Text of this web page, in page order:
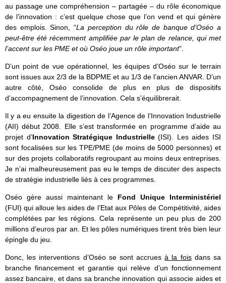
au passage une compréhension – partagée – du rôle économique
de l’innovation : c’est quelque chose que l’on vend et qui génère
des emplois. Sinon, “La perception du rôle de banque d’Oséo a
peut-être été récemment amplifiée par le plan de relance, qui met
l’accent sur les PME et où Oséo joue un rôle important”.
D’un point de vue opérationnel, les équipes d’Oséo sur le terrain
sont issues aux 2/3 de la BDPME et au 1/3 de l’ancien ANVAR. D’un
autre côté, Oséo consolide de plus en plus de dispositifs
d’accompagnement de l’innovation. Cela s’équilibrerait.
Il y a eu ensuite la digestion de l’Agence de l’Innovation Industrielle
(AII) début 2008. Elle s’est transformée en programme d’aide au
projet d’Innovation Stratégique Industrielle(ISI). Les aides ISI
sont focalisées sur les TPE/PME (de moins de 5000 personnes) et
sur des projets collaboratifs regroupant au moins deux entreprises.
Je n’ai malheureusement pas eu le temps de discuter des aspects
de stratégie industrielle liés à ces programmes.
Oséo gère aussi maintenant le Fond Unique Interministériel
(FUI) qui alloue les aides de l’Etat aux Pôles de Compétitivité, aides
complétées par les régions. Cela représente un peu plus de 200
millions d’euros par an. Et les pôles numériques tirent très bien leur
épingle du jeu.
Donc, les interventions d’Oséo se sont accruesà la foisdans sa
branche financement et garantie qui relève d’un fonctionnement
assez bancaire, et dans sa branche innovation qui associe aides et